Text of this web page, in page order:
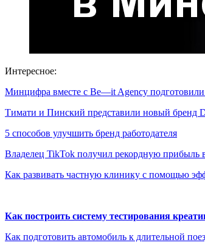
Интересное:
Минцифра вместе с Be—it Agency
Тимати и Пинский представили новый бренд
5 способов улучшить бренд работодателя
Владелец TikTok получил рекордную прибыль
Как развивать частную клинику с помощью
Как построить систему тестирования
Как подготовить автомобиль к длительной